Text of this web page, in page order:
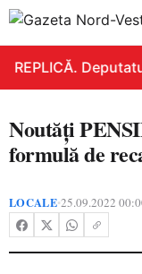
REPLICĂ.
Noutăți
formulă de
LOCALE•25.09.2022